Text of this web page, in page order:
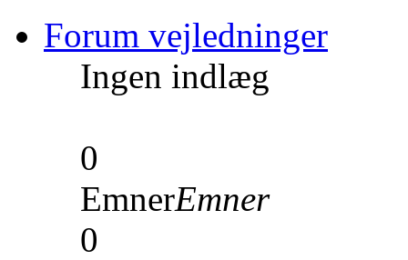
Forum vejledninger
Ingen indlæg
0
EmnerEmner
0